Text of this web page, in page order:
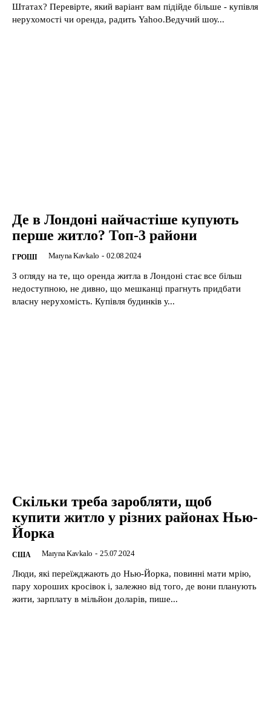
Штатах? Перевірте, який варіант вам підійде більше - купівля
нерухомості чи оренда, радить Yahoo.Ведучий шоу...
Де в Лондоні найчастіше купують
перше житло? Топ-3 райони
ГРОШІ Maryna Kavkalo - 02.08.2024
З огляду на те, що оренда житла в Лондоні стає все більш
недоступною, не дивно, що мешканці прагнуть придбати
власну нерухомість. Купівля будинків у...
Скільки треба заробляти, щоб
купити житло у різних районах Нью-
Йорка
США Maryna Kavkalo - 25.07.2024
Люди, які переїжджають до Нью-Йорка, повинні мати мрію,
пару хороших кросівок і, залежно від того, де вони планують
жити, зарплату в мільйон доларів, пише...